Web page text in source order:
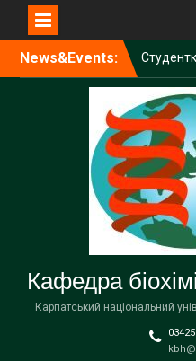
News&Events:
до
дівчат,
STEM
Молоді
біохімії
взяли
Кафедра
Карпатський національний